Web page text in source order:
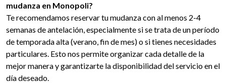
mudanza en Monopoli?
Te recomendamos reservar tu mudanza con al menos 2-4
semanas de antelación, especialmente si se trata de un período
de temporada alta (verano, fin de mes) o si tienes necesidades
particulares. Esto nos permite organizar cada detalle de la
mejor manera y garantizarte la disponibilidad del servicio en el
día deseado.